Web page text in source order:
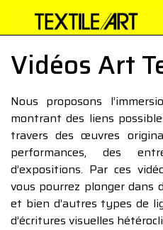
Vidéos Art
Nous proposons
montrant des liens
travers des œuvres
performances, des
d’expositions. Par ces
vous pourrez plonger dans
et bien d’autres types de
d’écritures visuelles